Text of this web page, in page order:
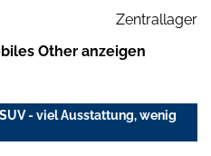
Zentrallager
Other anzeigen
- viel Ausstattung, wenig